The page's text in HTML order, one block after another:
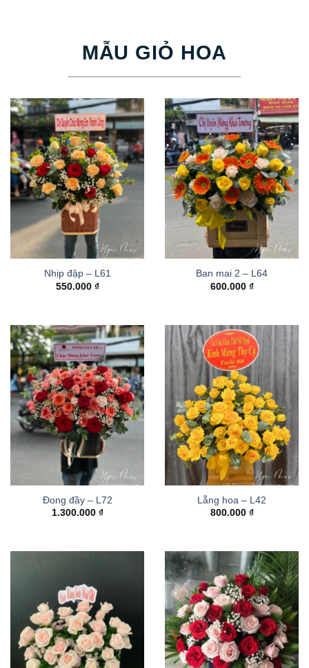
MẪU GIỎ HOA
Nhịp đập – L61
550.000 ₫
Ban mai 2 – L64
600.000 ₫
Đong đầy – L72
1.300.000 ₫
Lẵng hoa – L42
800.000 ₫